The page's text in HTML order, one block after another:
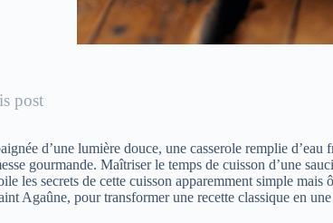
post
d’une lumière douce, une casserole remplie
gourmande. Maîtriser le temps de cuisson d’une
les secrets de cette cuisson apparemment simple
Agaûne, pour transformer une recette classique en